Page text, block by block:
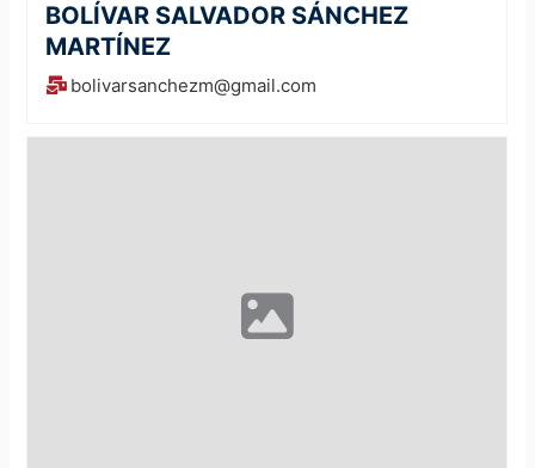
BOLÍVAR SALVADOR SÁNCHEZ
MARTÍNEZ
bolivarsanchezm@gmail.com